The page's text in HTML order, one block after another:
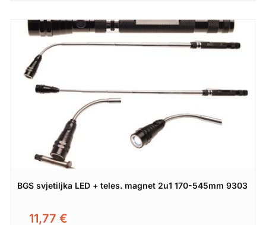
BGS svjetiljka LED + teles. magnet 2u1 170-545mm 9303
11,77 €